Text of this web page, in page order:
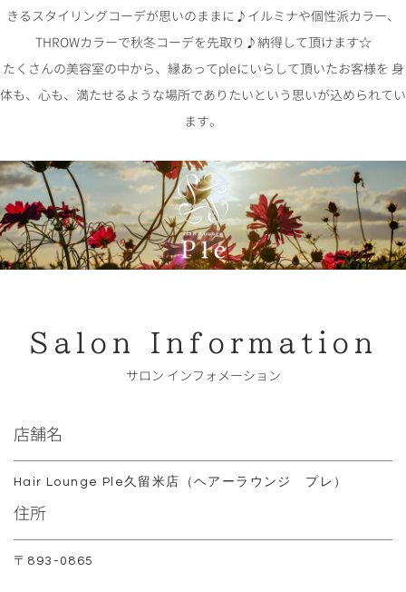
きるスタイリングコーデが思いのままに♪イルミナや個性派カラー、
THROWカラーで秋冬コーデを先取り♪納得して頂けます☆
たくさんの美容室の中から、縁あってpleにいらして頂いたお客様を 身
体も、心も、満たせるような場所でありたいという思いが込められてい
ます。
Salon Information
サロン インフォメーション
店舗名
Hair Lounge Ple久留米店 （ヘアーラウンジ プレ）
住所
〒893-0865